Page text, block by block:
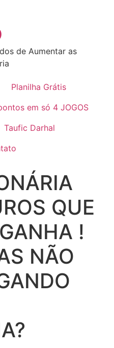
de Aumentar as
Planilha Grátis
em só 4 JOGOS
Taufic Darhal
QUE
!
NÃO